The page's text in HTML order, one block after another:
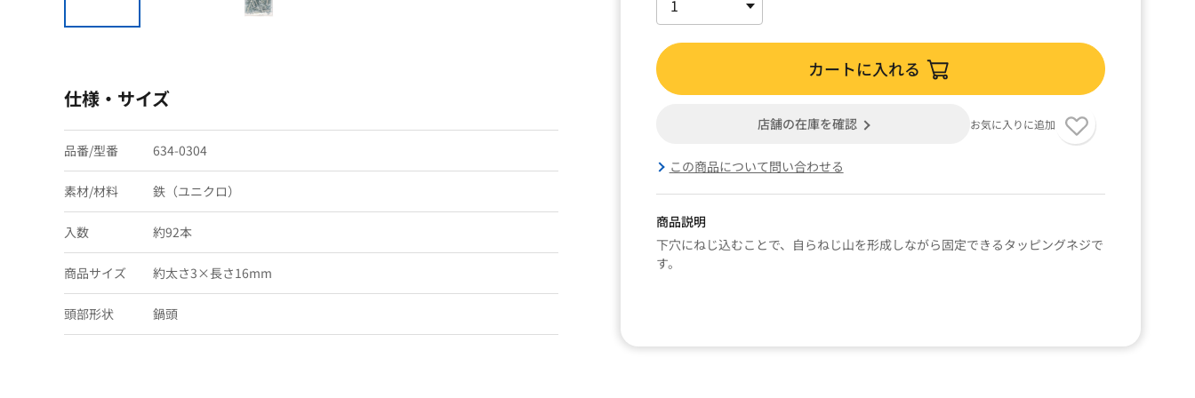
カートに入れる
店舗の在庫を確認 お気に入りに追加
この商品について問い合わせる
商品説明
下穴にねじ込むことで、自らねじ山を形成しながら固定できるタッピングネジで
す。
仕様・サイズ
品番/型番 634-0304
素材/材料 鉄（ユニクロ）
入数 約92本
商品サイズ 約太さ3×長さ16mm
頭部形状 鍋頭